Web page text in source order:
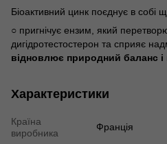
Біоактивний цинк поєднує в собі
○ пригнічує ензим, який
дигідротестостерон та сприяє
відновлює природний баланс і
Характеристики
Країна
виробника
Франція